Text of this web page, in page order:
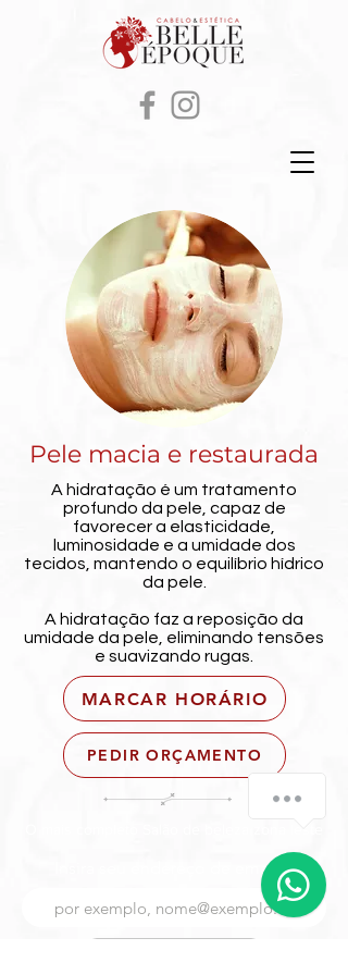
Pele macia e restaurada
A hidratação é um tratamento
profundo da pele, capaz de
favorecer a elasticidade,
luminosidade e a umidade dos
tecidos, mantendo o equilíbrio hídrico
da pele.
A hidratação faz a reposição da
umidade da pele, eliminando tensões
e suavizando rugas.
MARCAR HORÁRIO
PEDIR ORÇAMENTO
Insira seu endereço de email